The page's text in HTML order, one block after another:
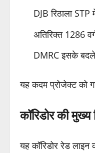
DJB रिठाला
अतिरिक्त 1286
DMRC इसके
यह कदम प्रोजेक्ट को
कॉरिडोर की मुख्य
यह कॉरिडोर रेड लाइन